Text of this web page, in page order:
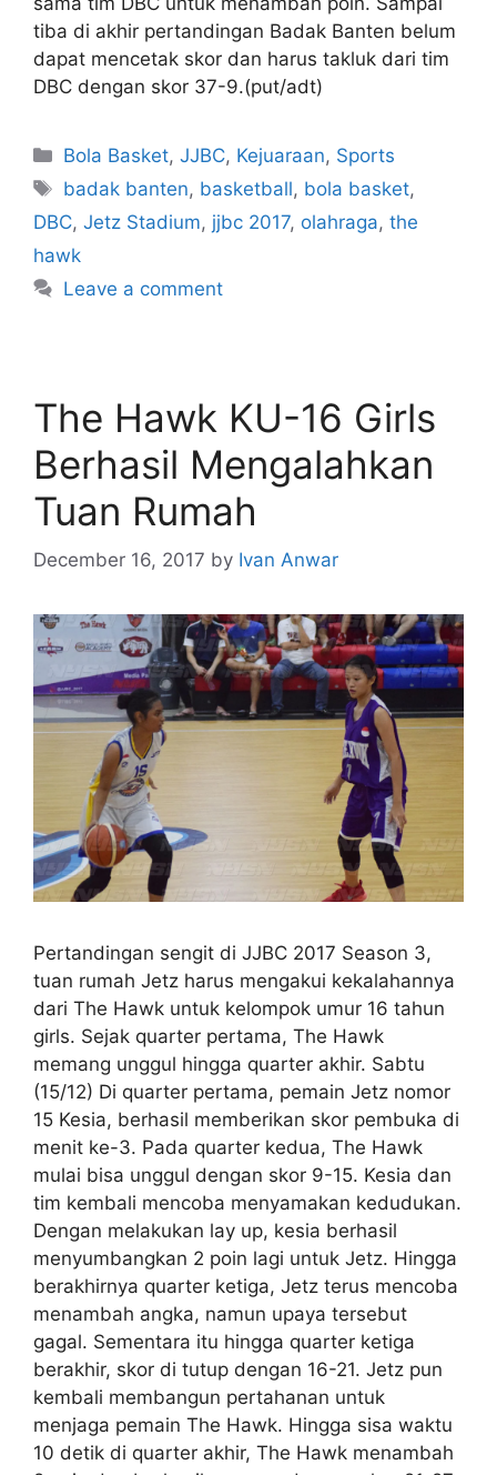
tiba di akhir pertandingan Badak Banten belum
dapat mencetak skor dan harus takluk dari tim
DBC dengan skor 37-9.(put/adt)
Bola Basket,JJBC, Kejuaraan, Sports
badak banten, basketball, bola basket,
DBC, Jetz Stadium, jjbc 2017, olahraga, the
hawk
Leave a comment
The Hawk KU-16 Girls
Berhasil Mengalahkan
Tuan Rumah
December 16, 2017 by Ivan Anwar
Pertandingan sengit di JJBC 2017 Season 3,
tuan rumah Jetz harus mengakui kekalahannya
dari The Hawk untuk kelompok umur 16 tahun
girls. Sejak quarter pertama, The Hawk
memang unggul hingga quarter akhir. Sabtu
(15/12) Di quarter pertama, pemain Jetz nomor
15 Kesia, berhasil memberikan skor pembuka di
menit ke-3. Pada quarter kedua, The Hawk
mulai bisa unggul dengan skor 9-15. Kesia dan
tim kembali mencoba menyamakan kedudukan.
Dengan melakukan lay up, kesia berhasil
menyumbangkan 2 poin lagi untuk Jetz. Hingga
berakhirnya quarter ketiga, Jetz terus mencoba
menambah angka, namun upaya tersebut
gagal. Sementara itu hingga quarter ketiga
berakhir, skor di tutup dengan 16-21. Jetz pun
kembali membangun pertahanan untuk
menjaga pemain The Hawk. Hingga sisa waktu
10 detik di quarter akhir, The Hawk menambah